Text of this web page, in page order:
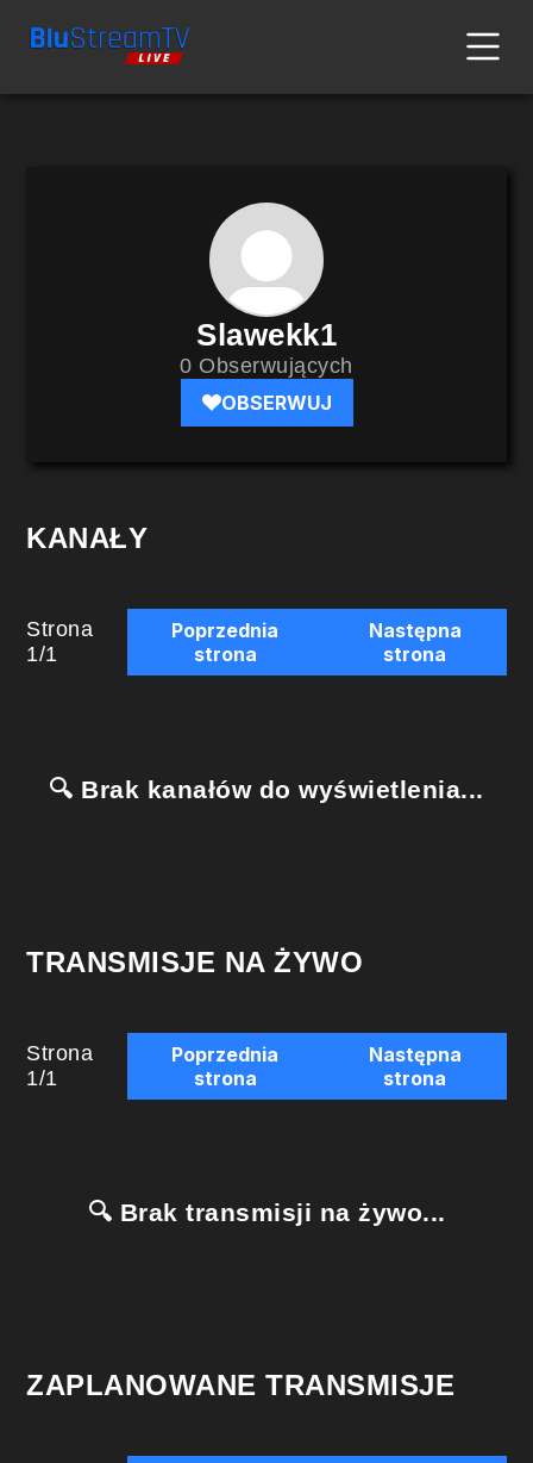
Slawekk1
0 Obserwujących
OBSERWUJ
KANAŁY
Strona
1/1
Poprzednia
strona
Następna
strona
🔍 Brak kanałów do wyświetlenia...
TRANSMISJE NA ŻYWO
Strona
1/1
Poprzednia
strona
Następna
strona
🔍 Brak transmisji na żywo...
ZAPLANOWANE TRANSMISJE